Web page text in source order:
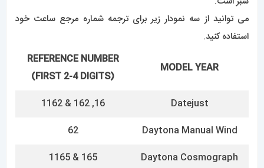
Submariner (Date)
16, 166 & 168
Sea Dweller
GMT-Master
16, 65, 167
GMT-Master II
167, 1167 & 1267
Milgauss
President Day-Date